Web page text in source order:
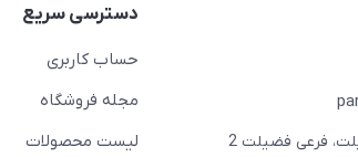
بوشهر . بندر گناوه ، خیابان فضیلت، فرعی فضیلت 2
دسترسی سریع
حساب کاربری
مجله فروشگاه
لیست محصولات